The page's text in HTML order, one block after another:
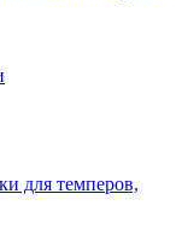
для темперов,